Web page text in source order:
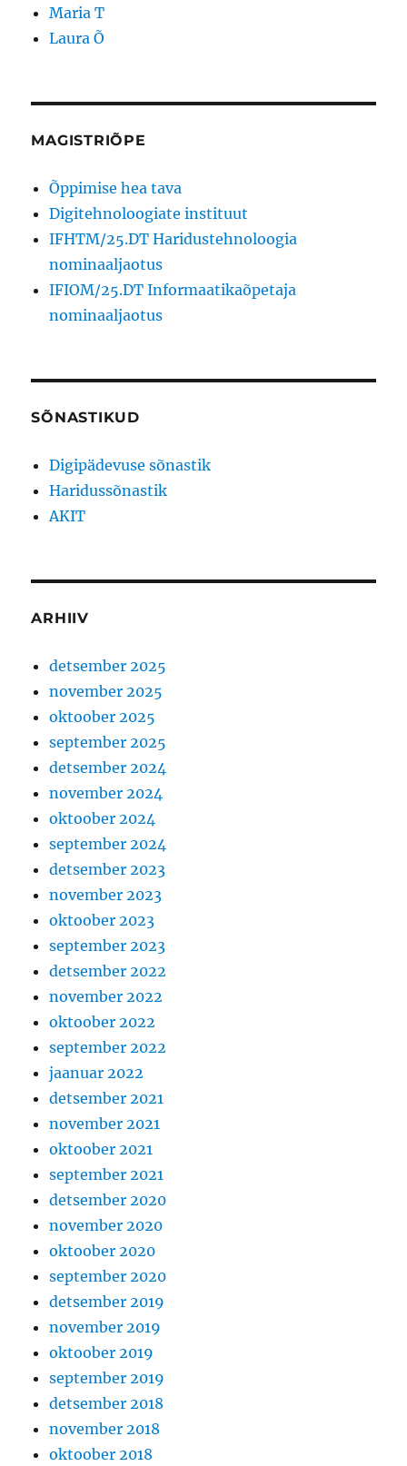
Maria T
Laura Õ
MAGISTRIÕPE
Õppimise hea tava
Digitehnoloogiate instituut
IFHTM/25.DT Haridustehnoloogia
nominaaljaotus
IFIOM/25.DT Informaatikaõpetaja
nominaaljaotus
SÕNASTIKUD
Digipädevuse sõnastik
Haridussõnastik
AKIT
ARHIIV
detsember 2025
november 2025
oktoober 2025
september 2025
detsember 2024
november 2024
oktoober 2024
september 2024
detsember 2023
november 2023
oktoober 2023
september 2023
detsember 2022
november 2022
oktoober 2022
september 2022
jaanuar 2022
detsember 2021
november 2021
oktoober 2021
september 2021
detsember 2020
november 2020
oktoober 2020
september 2020
detsember 2019
november 2019
oktoober 2019
september 2019
detsember 2018
november 2018
oktoober 2018